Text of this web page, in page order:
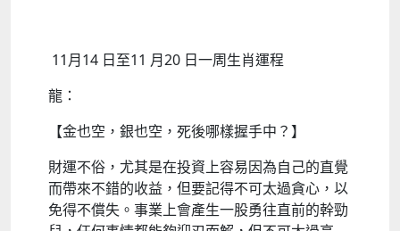
11月14 日至11 月20 日一周生肖運程
龍：
【金也空，銀也空，死後哪樣握手中？】
財運不俗，尤其是在投資上容易因為自己的直覺
而帶來不錯的收益，但要記得不可太過貪心，以
免得不償失。事業上會產生一股勇往直前的幹勁